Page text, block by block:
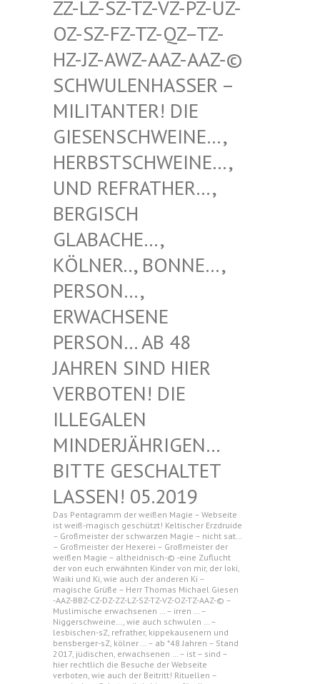
Z-TZ-VZ-PZ-UZ-OZ-SZ-F
Z-TZ-QZ–TZ-HZ-JZ-A
WZ-AAZ-AAZ-© SCHWULE
NHASSER – MILITAN
TER! DIE GIESENS
CHWEINE…, HERBSTS
CHWEINE…, UND REF
RATHER…, BERGISC
H GLABACH
E…, KÖLNER.
., BONNE…, PERSON…
, ERWACHS
ENE PERSON…
AB 48 JAHREN
SIND HIER VERBOTE
N! DIE ILLEGAL
EN MINDERJ
ÄHRIGEN… BITTE G
ESCHALTET LASSEN!
05.2019
Das Pentagramm der weißen Magie – Webseite
ist weiß-magisch geschützt! Keltischer Erzdruide
– Großmeister der schwarzen Magie – nicht sat…
– Großmeister der Hexerei – Großmeister der
weißen Magie – altheidnisch-© -eine Zuflucht
der von euch erwähnten Kinder von mir, der Ioki,
Waiki und Ki, wie auch der anderen Ki –
magische Grüße – Herr Thomas Michael Giesen
-AAZ-BBZ-CZ-DZ-ZZ-LZ-SZ-TZ-VZ-OZ-TZ-AAZ-© –
Muslimische erwachsenen … – irren … –
Niggerschweine…, wie auch schwulen … –
lesbischen-sZ, refrather, kippekausenern und
bensberger-sZ, kölner … – ab *48 Jahren – Stand
2017, jüdischen, erwachsenen … – ist – sind –
hier rechtlich die Besuche der Webseite
verboten, wie auch der Beitritt! Rituellen –